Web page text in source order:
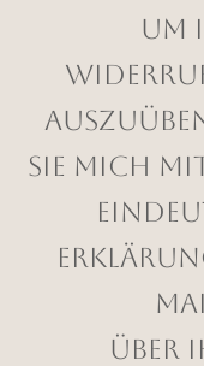
Um
Sie mich
über